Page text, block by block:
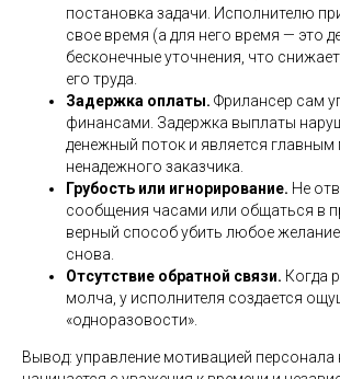
постановка задачи. Исполнителю
свое время (а для него время — это
бесконечные уточнения, что
его труда.
Задержка оплаты. Фрилансер сам
финансами. Задержка выплаты
денежный поток и является главным
ненадежного заказчика.
Грубость или игнорирование. Не
сообщения часами или общаться в
верный способ убить любое
снова.
Отсутствие обратной связи. Когда
молча, у исполнителя создается
«одноразовости».
Вывод: управление мотивацией